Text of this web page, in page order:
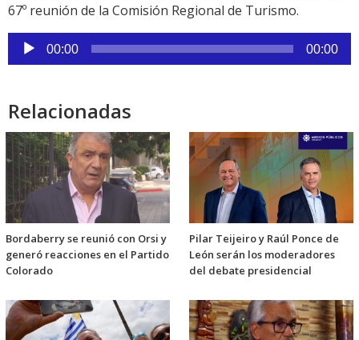
67º reunión de la Comisión Regional de Turismo.
Reproductor
de
00:00 00:00
Relacionadas
Bordaberry se reunió con Orsi y
generó reacciones en el Partido
Colorado
Pilar Teijeiro y Raúl Ponce de
León serán los moderadores
del debate presidencial